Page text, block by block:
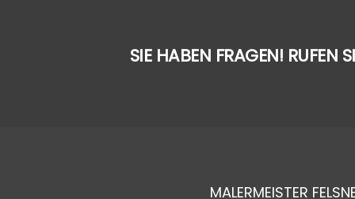
SIE HABEN FRAGEN! RUFEN
MALERMEISTER